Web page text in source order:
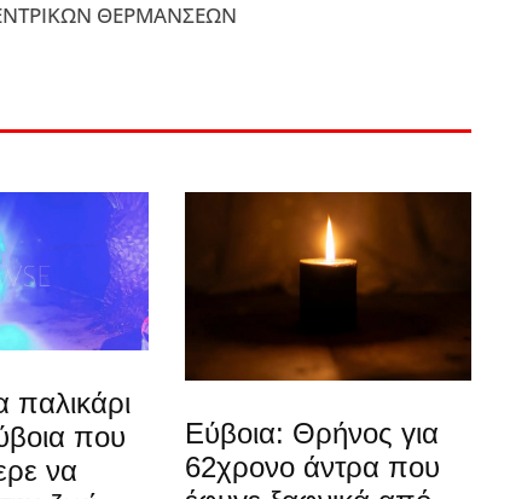
ΘΕΡΜΑΝΣΕΩΝ
παλικάρι
που
να
Εύβοια: Θρήνος για
62χρονο άντρα που